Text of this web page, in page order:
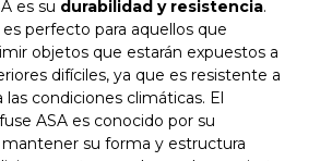
es su durabilidad y resistencia.
perfecto para aquellos que
objetos que estarán expuestos a
difíciles, ya que es resistente a
las condiciones climáticas. El
ASA es conocido por su
mantener su forma y estructura